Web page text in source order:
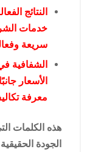
النتائج
خدمات
سريعة
الشفافية
الأسعار
معرفة
هذه الكلمات
الجودة